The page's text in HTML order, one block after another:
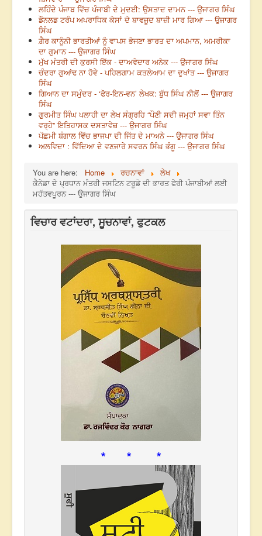
ਲਹਿੰਦੇ ਪੰਜਾਬ ਵਿੱਚ ਪੰਜਾਬੀ ਦੇ ਮੁਦਈ: ਉਸਤਾਦ ਦਾਮਨ --- ਉਜਾਗਰ ਸਿੰਘ
ਡੌਨਲਡ ਟਰੰਪ ਅਪਰਾਧਿਕ ਕੇਸਾਂ ਦੇ ਬਾਵਜੂਦ ਬਾਜ਼ੀ ਮਾਰ ਗਿਆ --- ਉਜਾਗਰ
ਸਿੰਘ
ਗ਼ੈਰ ਕਾਨੂੰਨੀ ਭਾਰਤੀਆਂ ਨੂੰ ਵਾਪਸ ਭੇਜਣਾ ਭਾਰਤ ਦਾ ਅਪਮਾਨ, ਅਮਰੀਕਾ
ਦਾ ਗੁਮਾਨ --- ਉਜਾਗਰ ਸਿੰਘ
ਮੁੱਖ ਮੰਤਰੀ ਦੀ ਕੁਰਸੀ ਇੱਕ - ਦਾਅਵੇਦਾਰ ਅਨੇਕ --- ਉਜਾਗਰ ਸਿੰਘ
ਚੰਦਰਾ ਗੁਆਂਢ ਨਾ ਹੋਵੇ - ਪਹਿਲਗਾਮ ਕਤਲੇਆਮ ਦਾ ਦੁਖਾਂਤ --- ਉਜਾਗਰ
ਸਿੰਘ
ਗਿਆਨ ਦਾ ਸਮੁੰਦਰ - ‘ਫੋਰ-ਇਨ-ਵਨ’ ਲੇਖਕ: ਬੁੱਧ ਸਿੰਘ ਨੀਲੋਂ --- ਉਜਾਗਰ
ਸਿੰਘ
ਗੁਰਮੀਤ ਸਿੰਘ ਪਲਾਹੀ ਦਾ ਲੇਖ ਸੰਗ੍ਰਹਿ “ਪੌਣੀ ਸਦੀ ਜਮ੍ਹਾਂ ਸਵਾ ਤਿੰਨ
ਵਰ੍ਹੇ” ਇਤਿਹਾਸਕ ਦਸਤਾਵੇਜ਼ --- ਉਜਾਗਰ ਸਿੰਘ
ਪੱਛਮੀ ਬੰਗਾਲ ਵਿੱਚ ਭਾਜਪਾ ਦੀ ਜਿੱਤ ਦੇ ਮਾਅਨੇ --- ਉਜਾਗਰ ਸਿੰਘ
ਅਲਵਿਦਾ : ਵਿੱਦਿਆ ਦੇ ਵਣਜਾਰੇ ਸਵਰਨ ਸਿੰਘ ਭੰਗੂ --- ਉਜਾਗਰ ਸਿੰਘ
You are here: Home ਰਚਨਾਵਾਂ
ਲੇਖ
ਕੈਨੇਡਾ ਦੇ ਪ੍ਰਧਾਨ ਮੰਤਰੀ ਜਸਟਿਨ ਟਰੂਡੋ ਦੀ ਭਾਰਤ ਫੇਰੀ ਪੰਜਾਬੀਆਂ ਲਈ
ਮਹੱਤਵਪੂਰਨ --- ਉਜਾਗਰ ਸਿੰਘ
ਵਿਚਾਰ ਵਟਾਂਦਰਾ, ਸੂਚਨਾਵਾਂ, ਫੁਟਕਲ
* * *